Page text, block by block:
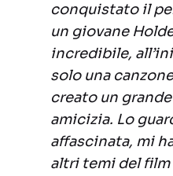
conquistato il
un giovane
incredibile,
solo una
creato un
amicizia. Lo
affascinata, mi
altri temi del